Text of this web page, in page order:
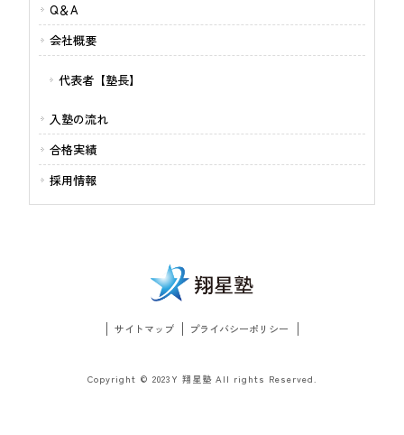
Q＆A
会社概要
代表者【塾長】
入塾の流れ
合格実績
採用情報
サイトマップ プライバシーポリシー
Copyright © 2023Y 翔星塾 All rights Reserved.